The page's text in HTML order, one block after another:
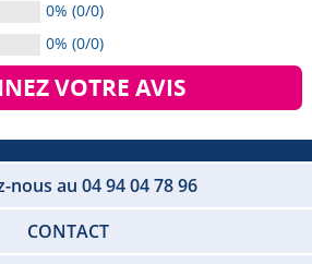
0% (0/0)
0% (0/0)
VOTRE AVIS
nous au 04 94 04 78 96
CONTACT